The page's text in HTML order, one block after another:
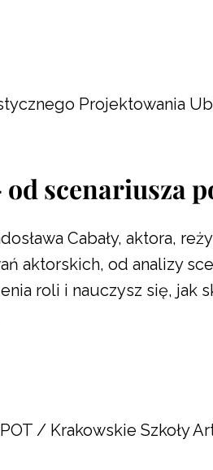
Projektowania
scenariusza
Cabały, aktora,
aktorskich, od analizy
roli i nauczysz się, jak
/ Krakowskie Szkoły